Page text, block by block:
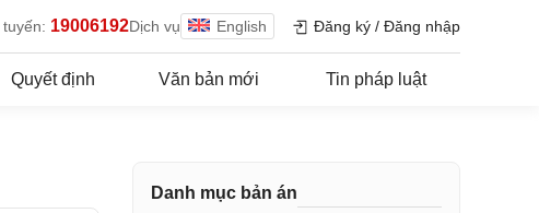
19006192Dịch vụ English Đăng ký / Đăng nhập
Quyết định Văn bản mới Tin pháp luật
Danh mục bản án